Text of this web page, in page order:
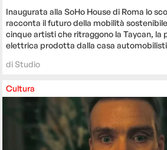
Inaugurata alla SoHo House di Roma lo
racconta il futuro della mobilità
cinque artisti che ritraggono la Taycan, la
elettrica prodotta dalla casa
diStudio
Cultura